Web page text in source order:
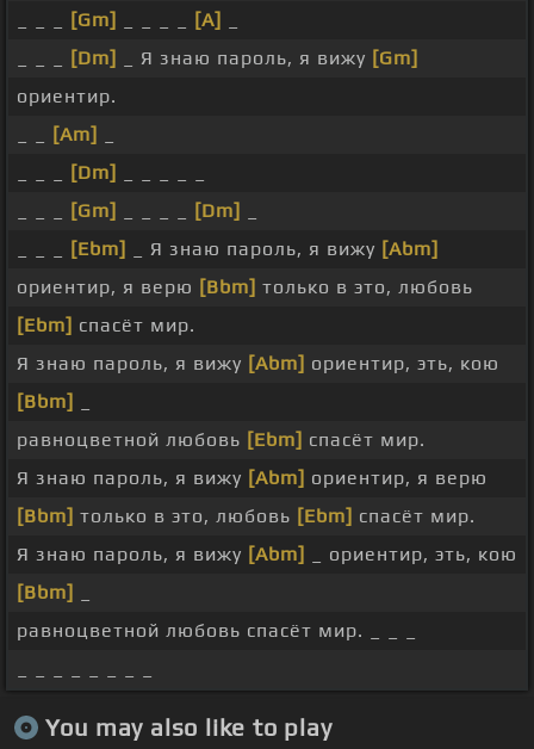
[Gm] [A]
[Dm] _ Я знаю пароль, я вижу [Gm]
ориентир.
[Am]
[Dm]
[Gm] [Dm]
[Ebm] _ Я знаю пароль, я вижу [Abm]
ориентир, я верю [Bbm] только в это, любовь
[Ebm] спасёт мир.
Я знаю пароль, я вижу [Abm] ориентир, эть, кою
[Bbm]
равноцветной любовь [Ebm] спасёт мир.
Я знаю пароль, я вижу [Abm] ориентир, я верю
[Bbm] только в это, любовь [Ebm] спасёт мир.
Я знаю пароль, я вижу [Abm]
_ ориентир, эть, кою
[Bbm]
равноцветной любовь спасёт мир. _ _ _
You may also like to play